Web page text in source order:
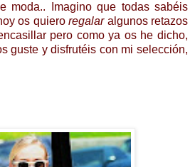
moda.. Imagino que todas sabéis
os quieroregalaralgunos retazos
pero como ya os he dicho,
guste y disfrutéis con mi selección,